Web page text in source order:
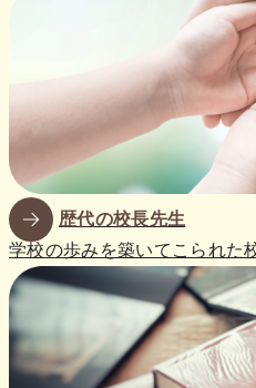
歴代の校長先生
学校の歩みを築いてこられた